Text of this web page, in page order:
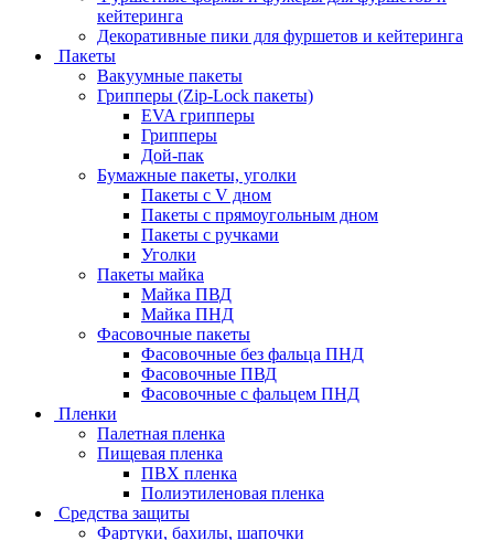
кейтеринга
Декоративные пики для фуршетов и кейтеринга
Пакеты
Вакуумные пакеты
Грипперы (Zip-Lock пакеты)
EVA грипперы
Грипперы
Дой-пак
Бумажные пакеты, уголки
Пакеты с V дном
Пакеты с прямоугольным дном
Пакеты с ручками
Уголки
Пакеты майка
Майка ПВД
Майка ПНД
Фасовочные пакеты
Фасовочные без фальца ПНД
Фасовочные ПВД
Фасовочные с фальцем ПНД
Пленки
Палетная пленка
Пищевая пленка
ПВХ пленка
Полиэтиленовая пленка
Средства защиты
Фартуки, бахилы, шапочки